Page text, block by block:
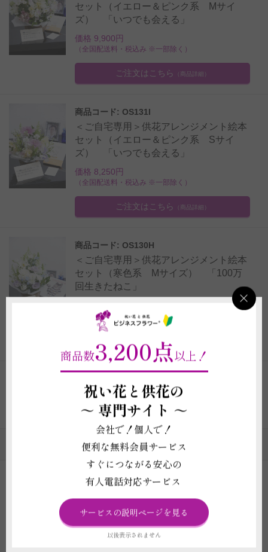
セット（イエロー＆ピンク系 Mサイ
ズ） 「いつでも会える」
価格 9,900円
（全国配送料・税込み ※一部除く）
ご注文はこちら （商品詳細）
商品コード: OS131I
＜ご自宅専用＞供花アレンジメント絵本
セット（イエロー＆ピンク系 Sサイ
ズ） 「いつでも会える」
価格 8,250円
（全国配送料・税込み ※一部除く）
ご注文はこちら （商品詳細）
商品コード: OS130H
＜ご自宅専用＞供花アレンジメント絵本
セット（寒色系 Mサイズ） 「100万
回生きたねこ」
（全国配送料・税込み ※一部除く）
ご注文はこちら
2 3 4 5 6 7
供花・法要花のカテゴリの一覧
るビジネスフラワー®
供花の通信販売店であるビジネスフラワー®では、大切な
商品数3,200点以上！
祝い花と供花の
～ 専門サイト ～
会社で！個人で！
便利な無料会員サービス
すぐにつながる安心の
有人電話対応サービス
サービスの説明ページを見る
以後表示されません